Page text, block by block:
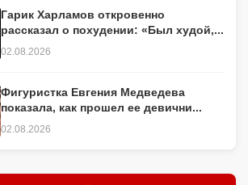
Гарик Харламов откровенно
рассказал о похудении: «Был худой,...
02.08.2026
Фигуристка Евгения Медведева
показала, как прошел ее девични...
02.08.2026